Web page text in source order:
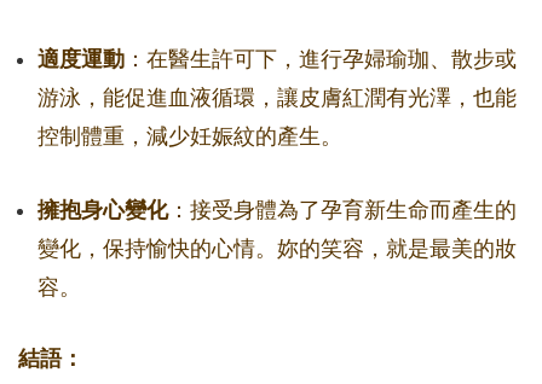
適度運動 ：在醫生許可下，進行孕婦瑜珈、散步或
游泳，能促進血液循環，讓皮膚紅潤有光澤，也能
控制體重，減少妊娠紋的產生。
擁抱身心變化：接受身體為了孕育新生命而產生的
變化，保持愉快的心情。妳的笑容，就是最美的妝
容。
結語：